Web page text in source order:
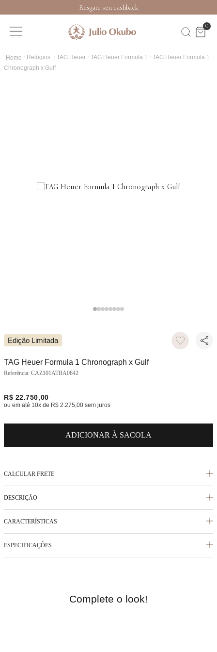
Resgate seu cashback
0
Relógios TAG Heuer TAG Heuer Formula 1
TAG Heuer Formula
1 Chronograph x Gulf
Edição Limitada
TAG Heuer Formula 1 Chronograph x Gulf
CAZ101ATBA0842
R$ 22.750,00
ou em até 10x de R$ 2.275,00 sem juros
ADICIONAR À SACOLA
CALCULAR FRETE
DESCRIÇÃO
CARACTERÍSTICAS
ESPECIFICAÇÕES
Complete o look!